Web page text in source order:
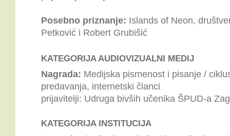
Posebno priznanje: Islands of Neon,
Petković i Robert Grubišić
KATEGORIJA AUDIOVIZUALNI MEDIJ
Nagrada: Medijska pismenost i pisanje /
predavanja, internetski članci
prijavitelji: Udruga bivših učenika ŠPUD-a
KATEGORIJA INSTITUCIJA